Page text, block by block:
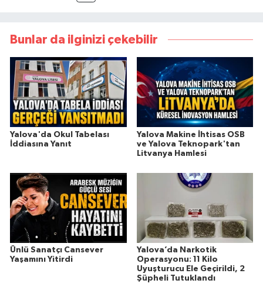
Bunlar da ilginizi çekebilir
Yalova'da Okul Tabelası
İddiasına Yanıt
Yalova Makine İhtisas OSB
ve Yalova Teknopark'tan
Litvanya Hamlesi
Ünlü Sanatçı Cansever
Yaşamını Yitirdi
Yalova’da Narkotik
Operasyonu: 11 Kilo
Uyuşturucu Ele Geçirildi, 2
Şüpheli Tutuklandı